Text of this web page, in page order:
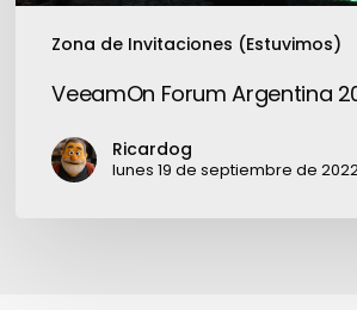
Zona de Invitaciones (Estuvimos)
VeeamOn Forum Argentina
Ricardog
lunes 19 de septiembre de